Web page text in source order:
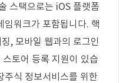
스택으로는 iOS 플랫폼
임워크가 포함됩니다. 핵
, 모바일 웹과의 로그인
토어 등록 지원이 있습
주식 정보서비스를 위한